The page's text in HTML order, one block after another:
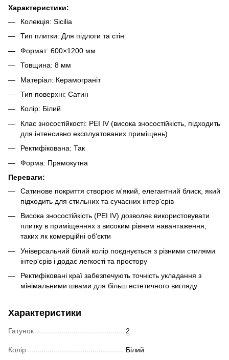
Характеристики:
Колекція: Sicilia
Тип плитки: Для підлоги та стін
Формат: 600×1200 мм
Товщина: 8 мм
Матеріал: Керамограніт
Тип поверхні: Сатин
Колір: Білий
Клас зносостійкості: PEI IV (висока зносостійкість, підходить
для інтенсивно експлуатованих приміщень)
Ректифікована: Так
Форма: Прямокутна
Переваги:
Сатинове покриття створює м'який, елегантний блиск, який
підходить для стильних та сучасних інтер'єрів
Висока зносостійкість (PEI IV) дозволяє використовувати
плитку в приміщеннях з високим рівнем навантаження,
таких як комерційні об'єкти
Універсальний білий колір поєднується з різними стилями
інтер'єрів і додає легкості та простору
Ректифіковані краї забезпечують точність укладання з
мінімальними швами для більш естетичного вигляду
Характеристики
Гатунок 2
Колір Білий